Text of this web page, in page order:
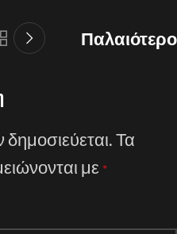
Παλαιότερο
Τα
με *